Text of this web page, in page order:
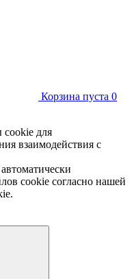
Корзина пуста 0
cookie для
взаимодействия с
cookie согласно нашей